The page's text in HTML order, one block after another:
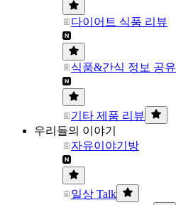
다이어트 식품 리뷰
식품&간식 정보 공유
기타 제품 리뷰
우리들의 이야기
자유이야기방
일상 Talk